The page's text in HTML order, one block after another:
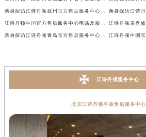
江诗丹顿服务中心
北京江诗丹顿手表售后服务中心